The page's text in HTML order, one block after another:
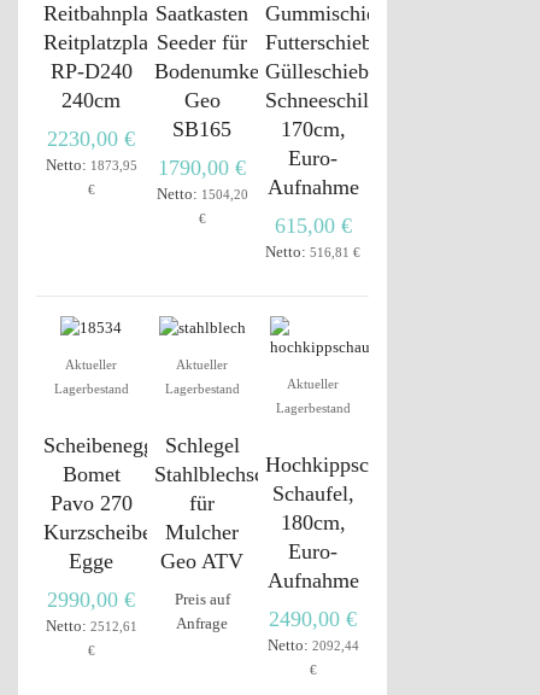
Reitbahnplaner
Reitplatzplaner
RP-D240
240cm
2230,00 €
Netto: 1873,95
€
Saatkasten
Seeder für
Bodenumkehrfräse
Geo
SB165
1790,00 €
Netto: 1504,20
€
Gummischieber,
Futterschieber,
Gülleschieber,
Schneeschild,
170cm,
Euro-
Aufnahme
615,00 €
Netto:516,81 €
Aktueller
Lagerbestand
Scheibenegge
Bomet
Pavo 270
Kurzscheibenegge
Egge
2990,00 €
Netto: 2512,61
€
Aktueller
Lagerbestand
Schlegel
Stahlblechschlegel
für
Mulcher
Geo ATV
Preis auf
Anfrage
Aktueller
Lagerbestand
Hochkippschaufel,
Schaufel,
180cm,
Euro-
Aufnahme
2490,00 €
Netto: 2092,44
€